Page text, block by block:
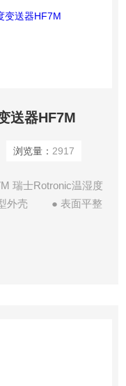
送器HF7M
浏览量： 2917
瑞士Rotronic温湿度
外壳 ● 表面平整